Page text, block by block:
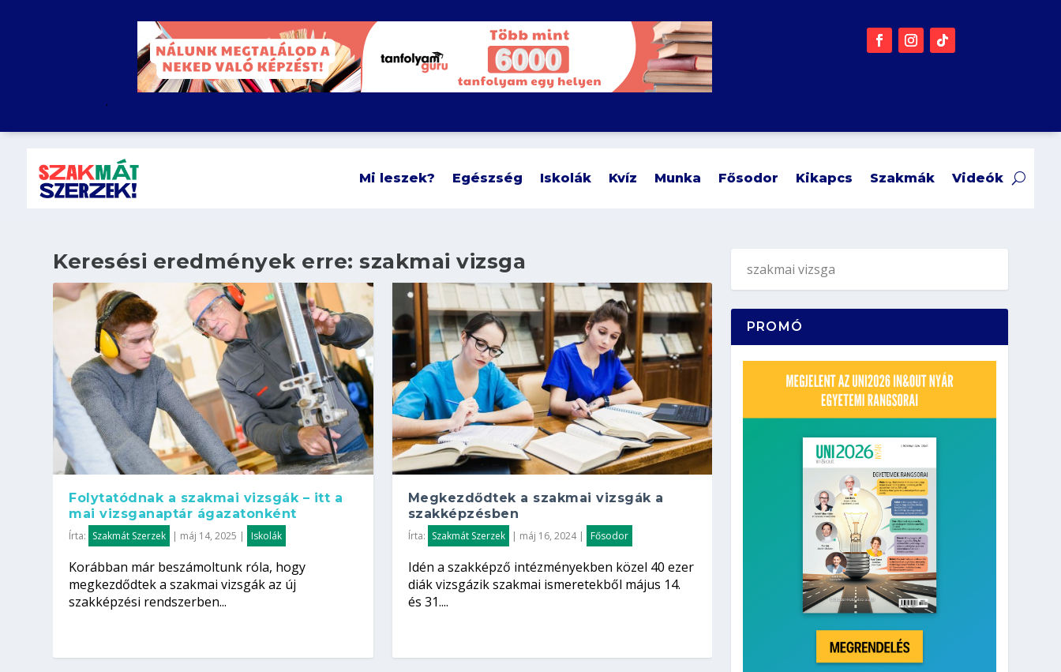
.
Mi leszek? Egészség Iskolák Kvíz Munka Fősodor Kikapcs Szakmák Videók
Keresési eredmények erre: szakmai vizsga
Folytatódnak a szakmai vizsgák – itt a
mai vizsganaptár ágazatonként
Írta: Szakmát Szerzek | máj 14, 2025 | Iskolák
Korábban már beszámoltunk róla, hogy
megkezdődtek a szakmai vizsgák az új
szakképzési rendszerben...
Megkezdődtek a szakmai vizsgák a
szakképzésben
Írta: Szakmát Szerzek | máj 16, 2024| Fősodor
Idén a szakképző intézményekben közel 40 ezer
diák vizsgázik szakmai ismeretekből május 14.
és 31....
PROMÓ